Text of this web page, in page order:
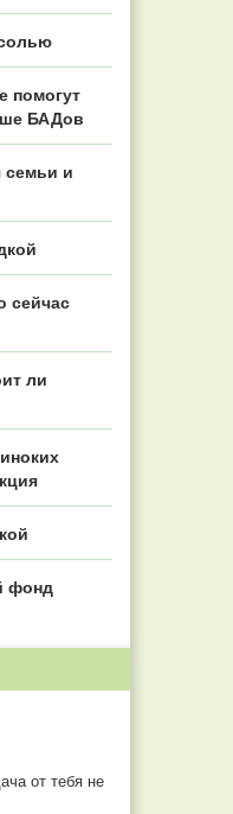
помогут
БАДов
семьи и
сейчас
ли
фонд
от тебя не